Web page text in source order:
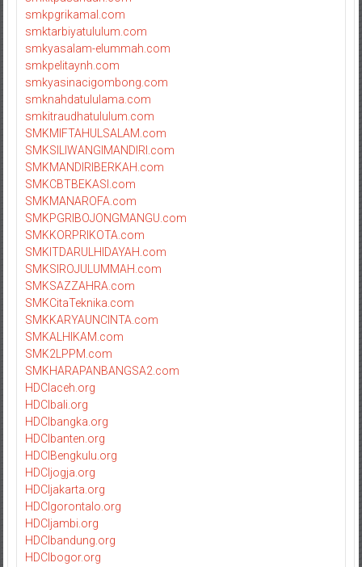
smkpgrikamal.com
smktarbiyatululum.com
smkyasalam-elummah.com
smkpelitaynh.com
smkyasinacigombong.com
smknahdatululama.com
smkitraudhatululum.com
SMKMIFTAHULSALAM.com
SMKSILIWANGIMANDIRI.com
SMKMANDIRIBERKAH.com
SMKCBTBEKASI.com
SMKMANAROFA.com
SMKPGRIBOJONGMANGU.com
SMKKORPRIKOTA.com
SMKITDARULHIDAYAH.com
SMKSIROJULUMMAH.com
SMKSAZZAHRA.com
SMKCitaTeknika.com
SMKKARYAUNCINTA.com
SMKALHIKAM.com
SMK2LPPM.com
SMKHARAPANBANGSA2.com
HDCIaceh.org
HDCIbali.org
HDCIbangka.org
HDCIbanten.org
HDCIBengkulu.org
HDCIjogja.org
HDCIjakarta.org
HDCIgorontalo.org
HDCIjambi.org
HDCIbandung.org
HDCIbogor.org